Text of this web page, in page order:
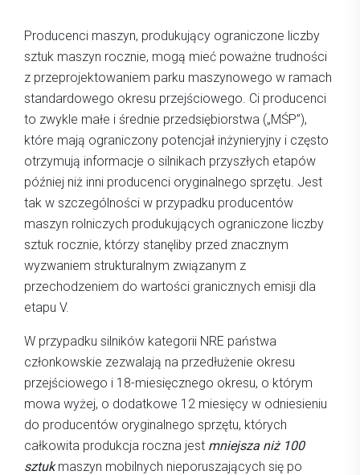
Producenci maszyn, produkujący ograniczone liczby
sztuk maszyn rocznie, mogą mieć poważne trudności
z przeprojektowaniem parku maszynowego w ramach
standardowego okresu przejściowego. Ci producenci
to zwykle małe i średnie przedsiębiorstwa („MŚP”),
które mają ograniczony potencjał inżynieryjny i często
otrzymują informacje o silnikach przyszłych etapów
później niż inni producenci oryginalnego sprzętu. Jest
tak w szczególności w przypadku producentów
maszyn rolniczych produkujących ograniczone liczby
sztuk rocznie, którzy stanęliby przed znacznym
wyzwaniem strukturalnym związanym z
przechodzeniem do wartości granicznych emisji dla
etapu V.
W przypadku silników kategorii NRE państwa
członkowskie zezwalają na przedłużenie okresu
przejściowego i 18-miesięcznego okresu, o którym
mowa wyżej, o dodatkowe 12 miesięcy w odniesieniu
do producentów oryginalnego sprzętu, których
całkowita produkcja roczna jest mniejsza niż 100
sztukmaszyn mobilnych nieporuszających się po